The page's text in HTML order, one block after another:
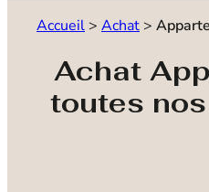
Accueil > Achat >
Achat
toutes